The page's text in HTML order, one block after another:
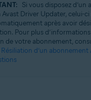
11 Famille/Pro/Entreprise/
10 Famille/Pro/Entreprise/
8.1/Professionnel/Entreprise (32/64
8/Professionnel/Entreprise (32/64
7 Édition Familiale Basique/Édition
Si vous disposez d’un
Avast Driver Updater, celui-ci
après avoir
Pour plus
de votre abonnement,
Résiliation d’un abonnement